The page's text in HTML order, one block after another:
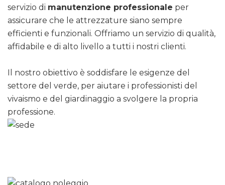
servizio di manutenzione professionale per
assicurare che le attrezzature siano sempre
efficienti e funzionali. Offriamo un servizio di qualità,
affidabile e di alto livello a tutti i nostri clienti.
Il nostro obiettivo è soddisfare le esigenze del
settore del verde, per aiutare i professionisti del
vivaismo e del giardinaggio a svolgere la propria
professione.